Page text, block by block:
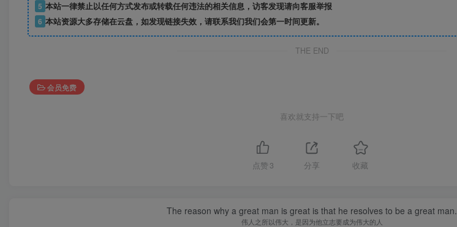
5 本站一律禁止以任何方式发布或转载任何违法的相关信息，访客发现请向客服举报
6 本站资源大多存储在云盘，如发现链接失效，请联系我们我们会第一时间更新。
THE END
会员免费
喜欢就支持一下吧
点赞 3 分享 收藏
The reason why a great man is great is that he resolves to be a great man.
伟人之所以伟大，是因为他立志要成为伟大的人